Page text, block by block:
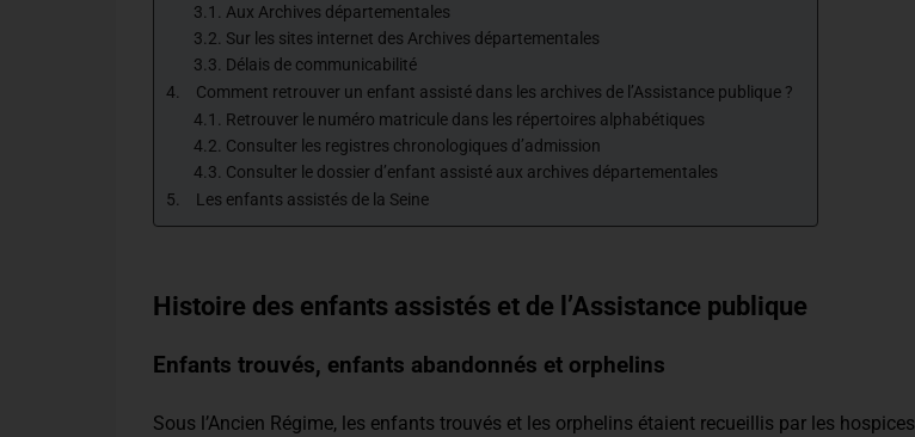
Aux Archives départementales
Sur les sites internet des Archives départementales
Délais de communicabilité
Comment retrouver un enfant assisté dans les archives de l’Assistance publique ?
Retrouver le numéro matricule dans les répertoires alphabétiques
Consulter les registres chronologiques d’admission
Consulter le dossier d’enfant assisté aux archives départementales
Les enfants assistés de la Seine
Histoire des enfants assistés et de l’Assistance publique
Enfants trouvés, enfants abandonnés et orphelins
Sous l’Ancien Régime, les enfants trouvés et les orphelins étaient recueillis par les hospices